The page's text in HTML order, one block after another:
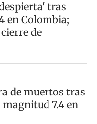
tras
en Colombia;
de
de muertos tras
7.4 en